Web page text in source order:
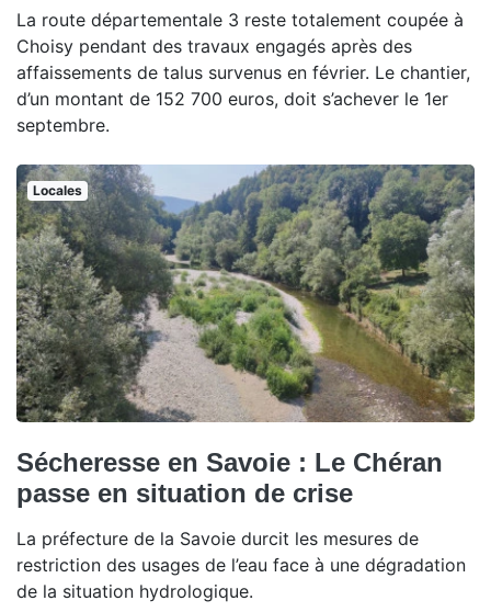
La route départementale 3 reste totalement coupée à
Choisy pendant des travaux engagés après des
affaissements de talus survenus en février. Le chantier,
d’un montant de 152 700 euros, doit s’achever le 1er
septembre.
Locales
Sécheresse en Savoie : Le Chéran
passe en situation de crise
La préfecture de la Savoie durcit les mesures de
restriction des usages de l’eau face à une dégradation
de la situation hydrologique.